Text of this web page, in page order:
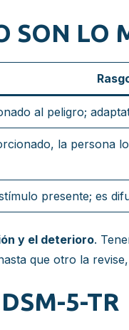
SON LO
al peligro;
la persona
presente; es
y el deterioro.
que otro la
5-TR